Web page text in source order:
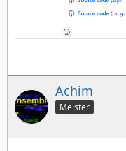
Achim
Meister